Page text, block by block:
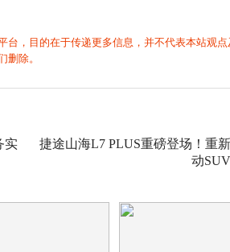
台，目的在于传递更多信息，并不代表本站观点
删除。
实
捷途山海L7 PLUS重磅登场！重
动